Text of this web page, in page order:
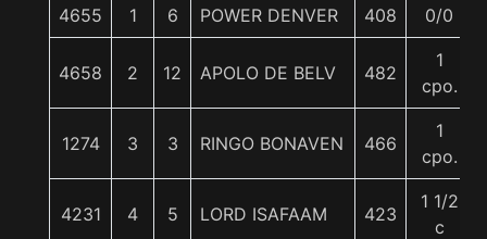
4655 1 6 POWER DENVER 408 0/0
4658 2 12 APOLO DE BELV 482
1
cpo.
1274 3 3 RINGO BONAVEN 466
1
cpo.
4231 4 5 LORD ISAFAAM 423
1 1/2
c